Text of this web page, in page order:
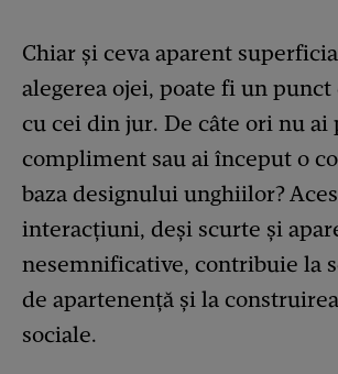
Chiar și ceva aparent
alegerea ojei, poate fi un punct
cu cei din jur. De câte ori nu
compliment sau ai început o
baza designului unghiilor?
interacțiuni, deși scurte și
nesemnificative, contribuie la
de apartenență și la
sociale.